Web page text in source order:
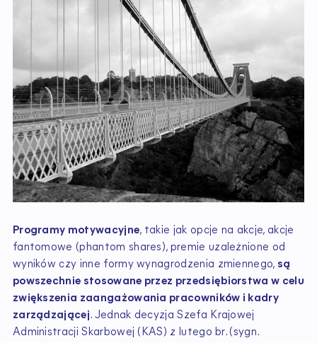
Programy motywacyjne, takie jak opcje na akcje, akcje
fantomowe (phantom shares), premie uzależnione od
wyników czy inne formy wynagrodzenia zmiennego, są
powszechnie stosowane przez przedsiębiorstwa w celu
zwiększenia zaangażowania pracowników i kadry
zarządzającej. Jednak decyzja Szefa Krajowej
Administracji Skarbowej (KAS) z lutego br. (sygn.